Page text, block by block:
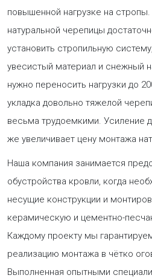
повышенной нагрузке на
натуральной черепицы
установить стропильную
увесистый материал и снежный
нужно переносить нагрузки до
укладка довольно тяжелой
весьма трудоемкими. Усиление
же увеличивает цену монтажа
Наша компания занимается
обустройства кровли, когда
несущие конструкции и
керамическую и цементно-
Каждому проекту мы
реализацию монтажа в чётко
Выполненная опытными